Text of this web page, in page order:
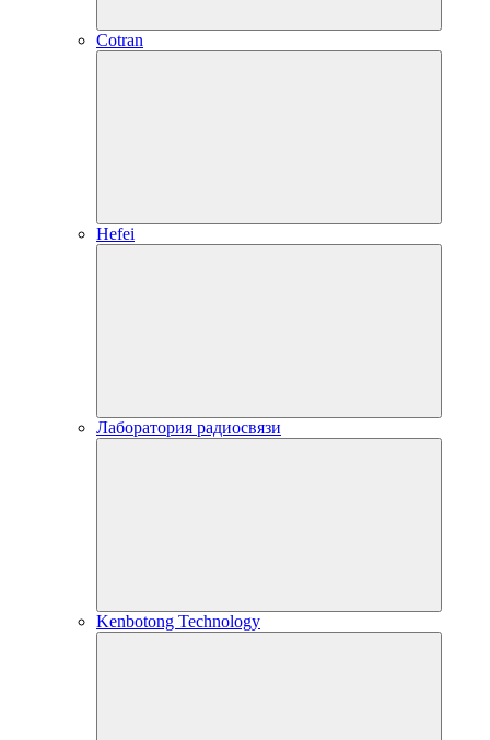
Cotran
Hefei
Лаборатория радиосвязи
Kenbotong Technology